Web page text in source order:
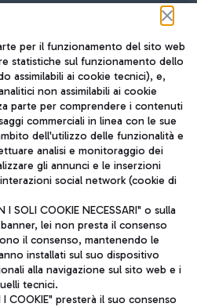
JOURNAL
ITA
soggetta a direzione e
per il funzionamento del sito web
statistiche sul funzionamento dello
assimilabili ai cookie tecnici), e,
non assimilabili ai cookie
parte per comprendere i contenuti
commerciali in linea con le sue
dell'utilizzo delle funzionalità e
analisi e monitoraggio dei
gli annunci e le inserzioni
social network (cookie di
SOLI COOKIE NECESSARI" o sulla
lei non presta il consenso
il consenso, mantenendo le
installati sul suo dispositivo
alla navigazione sul sito web e i
tecnici.
I COOKIE" presterà il suo consenso